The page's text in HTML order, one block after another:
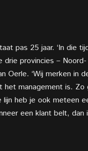
pas 25 jaar. ‘In die
provincies –
Oerle. ‘Wij merken
management is.
heb je ook meteen
een klant belt,